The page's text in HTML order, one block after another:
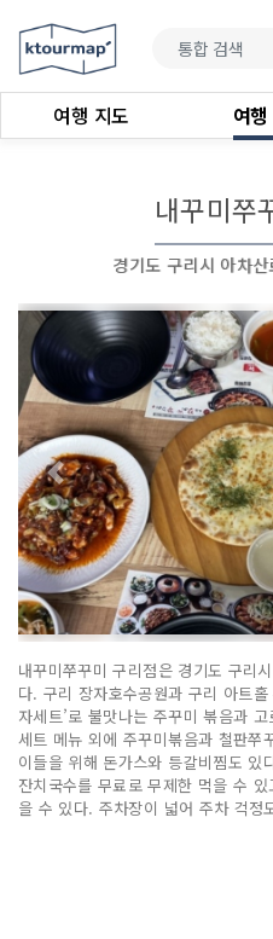
여행 지도 여
내꾸미쭈
경기도 구리시 아차
내꾸미쭈꾸미 구리점은 경기도 구리
다. 구리 장자호수공원과 구리 아트
자세트’로 불맛나는 주꾸미 볶음과
세트 메뉴 외에 주꾸미볶음과 철판쭈
이들을 위해 돈가스와 등갈비찜도
잔치국수를 무료로 무제한 먹을 수
을 수 있다. 주차장이 넓어 주차 걱정